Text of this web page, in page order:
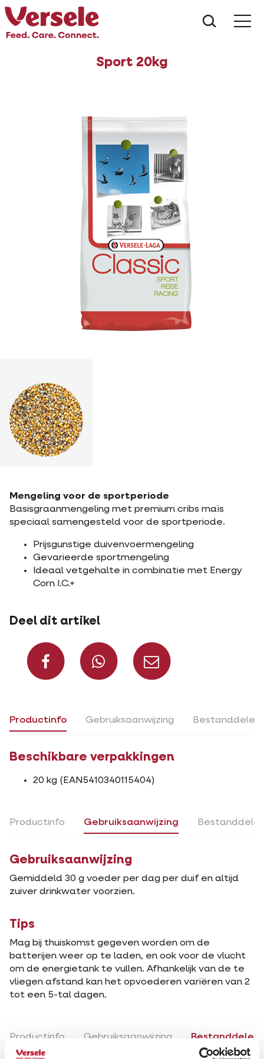
Sport 20kg
Mengeling voor de sportperiode
Basisgraanmengeling met premium cribs maïs
speciaal samengesteld voor de sportperiode.
Prijsgunstige duivenvoermengeling
Gevarieerde sportmengeling
Ideaal vetgehalte in combinatie met Energy
Corn I.C.+
Deel dit artikel
Deel op Facebook
Deel via
Productinfo Gebruiksaanwijzing Bestanddelen
Beschikbare verpakkingen
20 kg (EAN5410340115404)
Productinfo Gebruiksaanwijzing
Gebruiksaanwijzing
Gemiddeld 30 g voeder per dag per duif en altijd
zuiver drinkwater voorzien.
Tips
Mag bij thuiskomst gegeven worden om de
batterijen weer op te laden, en ook voor de vlucht
om de energietank te vullen. Afhankelijk van de te
vliegen afstand kan het opvoederen variëren van 2
tot een 5-tal dagen.
Productinfo Gebruiksaanwijzing Bestanddelen